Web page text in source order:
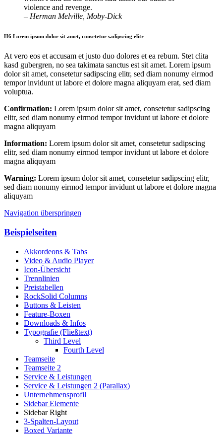
violence and revenge.
– Herman Melville, Moby-Dick
H6 Lorem ipsum dolor sit amet, consetetur sadipscing elitr
At vero eos et accusam et justo duo dolores et ea rebum. Stet clita
kasd gubergren, no sea takimata sanctus est sit amet. Lorem ipsum
dolor sit amet, consetetur sadipscing elitr, sed diam nonumy eirmod
tempor invidunt ut labore et dolore magna aliquyam erat, sed diam
voluptua.
Confirmation: Lorem ipsum dolor sit amet, consetetur sadipscing
elitr, sed diam nonumy eirmod tempor invidunt ut labore et dolore
magna aliquyam
Information: Lorem ipsum dolor sit amet, consetetur sadipscing
elitr, sed diam nonumy eirmod tempor invidunt ut labore et dolore
magna aliquyam
Warning: Lorem ipsum dolor sit amet, consetetur sadipscing elitr,
sed diam nonumy eirmod tempor invidunt ut labore et dolore magna
aliquyam
Navigation überspringen
Beispielseiten
Akkordeons & Tabs
Video & Audio Player
Icon-Übersicht
Trennlinien
Preistabellen
RockSolid Columns
Buttons & Leisten
Feature-Boxen
Downloads & Infos
Typografie (Fließtext)
Third Level
Fourth Level
Teamseite
Teamseite 2
Service & Leistungen
Service & Leistungen 2 (Parallax)
Unternehmensprofil
Sidebar Elemente
Sidebar Right
3-Spalten-Layout
Boxed Variante